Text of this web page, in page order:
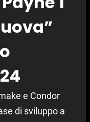
e Condor
di sviluppo a